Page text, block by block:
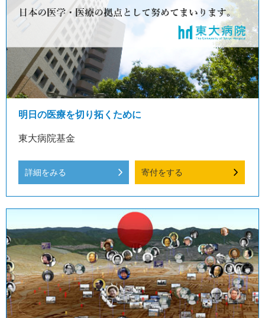
明日の医療を切り拓くために
東大病院基金
詳細をみる 寄付をする